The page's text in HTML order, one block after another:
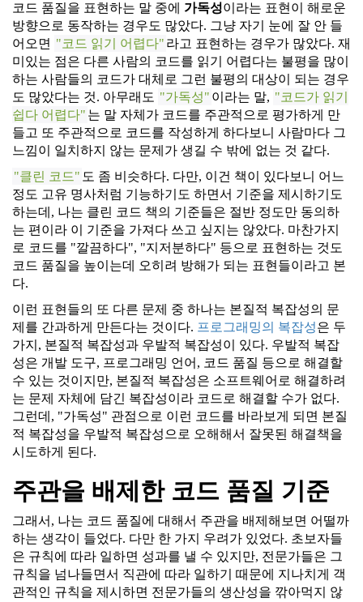
코드 품질을 표현하는 말 중에 가독성이라는 표현이 해로운
방향으로 동작하는 경우도 많았다. 그냥 자기 눈에 잘 안 들
어오면
코드 읽기 어렵다 라고 표현하는 경우가 많았다. 재
미있는 점은 다른 사람의 코드를 읽기 어렵다는 불평을 많이
하는 사람들의 코드가 대체로 그런 불평의 대상이 되는 경우
도 많았다는 것. 아무래도
가독성 이라는 말,
코드가 읽기
쉽다 어렵다 는 말 자체가 코드를 주관적으로 평가하게 만
들고 또 주관적으로 코드를 작성하게 하다보니 사람마다 그
느낌이 일치하지 않는 문제가 생길 수 밖에 없는 것 같다.
클린 코드
도 좀 비슷하다. 다만, 이건 책이 있다보니 어느
정도 고유 명사처럼 기능하기도 하면서 기준을 제시하기도
하는데, 나는 클린 코드 책의 기준들은 절반 정도만 동의하
는 편이라 이 기준을 가져다 쓰고 싶지는 않았다. 마찬가지
로 코드를 "깔끔하다", "지저분하다" 등으로 표현하는 것도
코드 품질을 높이는데 오히려 방해가 되는 표현들이라고 본
다.
이런 표현들의 또 다른 문제 중 하나는 본질적 복잡성의 문
제를 간과하게 만든다는 것이다. 프로그래밍의 복잡성은 두
가지, 본질적 복잡성과 우발적 복잡성이 있다. 우발적 복잡
성은 개발 도구, 프로그래밍 언어, 코드 품질 등으로 해결할
수 있는 것이지만, 본질적 복잡성은 소프트웨어로 해결하려
는 문제 자체에 담긴 복잡성이라 코드로 해결할 수가 없다.
그런데, "가독성" 관점으로 이런 코드를 바라보게 되면 본질
적 복잡성을 우발적 복잡성으로 오해해서 잘못된 해결책을
시도하게 된다.
주관을 배제한 코드 품질 기준
그래서, 나는 코드 품질에 대해서 주관을 배제해보면 어떨까
하는 생각이 들었다. 다만 한 가지 우려가 있었다. 초보자들
은 규칙에 따라 일하면 성과를 낼 수 있지만, 전문가들은 그
규칙을 넘나들면서 직관에 따라 일하기 때문에 지나치게 객
관적인 규칙을 제시하면 전문가들의 생산성을 깎아먹지 않